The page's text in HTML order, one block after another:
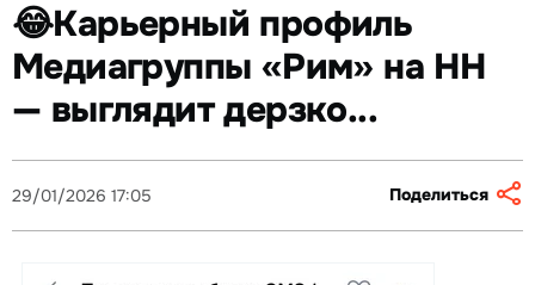
😂Карьерный профиль
Медиагруппы «Рим» на НН
— выглядит дерзко...
29/01/2026 17:05 Поделиться